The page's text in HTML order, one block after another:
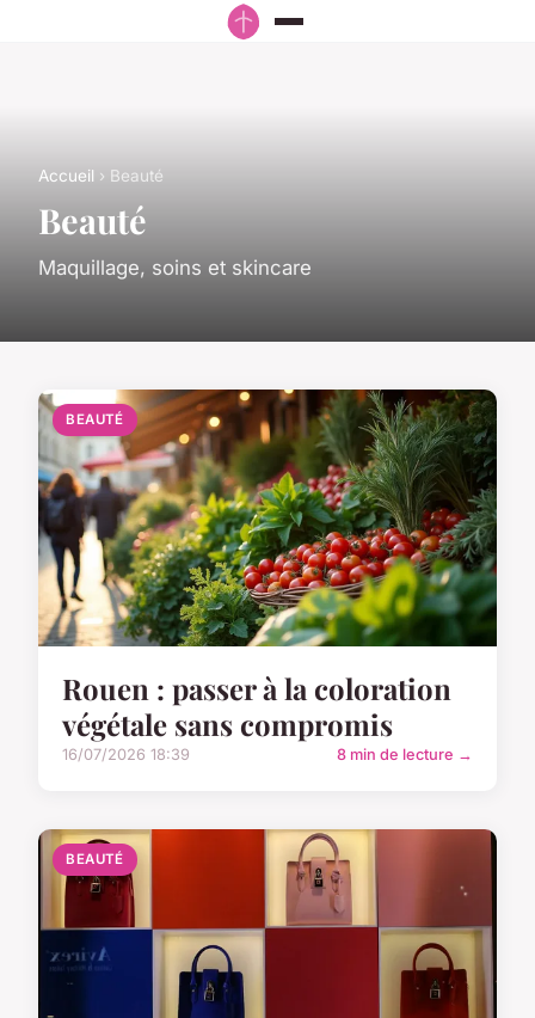
Accueil › Beauté
Beauté
Maquillage, soins et skincare
BEAUTÉ
Rouen : passer à la coloration
végétale sans compromis
16/07/2026 18:39 8 min de lecture →
BEAUTÉ